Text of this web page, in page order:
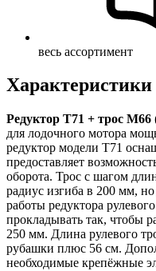
весь ассортимент
Характеристики
Редуктор Т71 + трос М66
для лодочного мотора
редуктор модели Т71
предоставляет
оборота. Трос с шагом
радиус изгиба в 200 мм, но
работы редуктора
прокладывать так, чтобы
250 мм. Длина рулевого
рубашки плюс 56 см.
необходимые крепёжные